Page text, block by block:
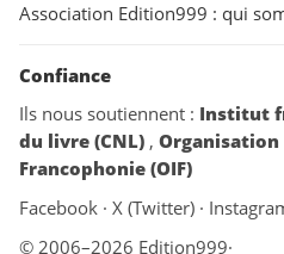
Association Edition999 : qui
Confiance
Ils nous soutiennent : Institut
du livre (CNL) ,
Francophonie (OIF)
Facebook · X (Twitter) ·
© 2006–2026 Edition999·